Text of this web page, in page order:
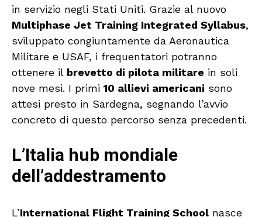
in servizio negli Stati Uniti. Grazie al nuovo
Multiphase Jet Training Integrated Syllabus,
sviluppato congiuntamente da Aeronautica
Militare e USAF, i frequentatori potranno
ottenere il brevetto di pilota militare in soli
nove mesi. I primi 10 allievi americani sono
attesi presto in Sardegna, segnando l’avvio
concreto di questo percorso senza precedenti.
L’Italia hub mondiale
dell’addestramento
L’International Flight Training School nasce